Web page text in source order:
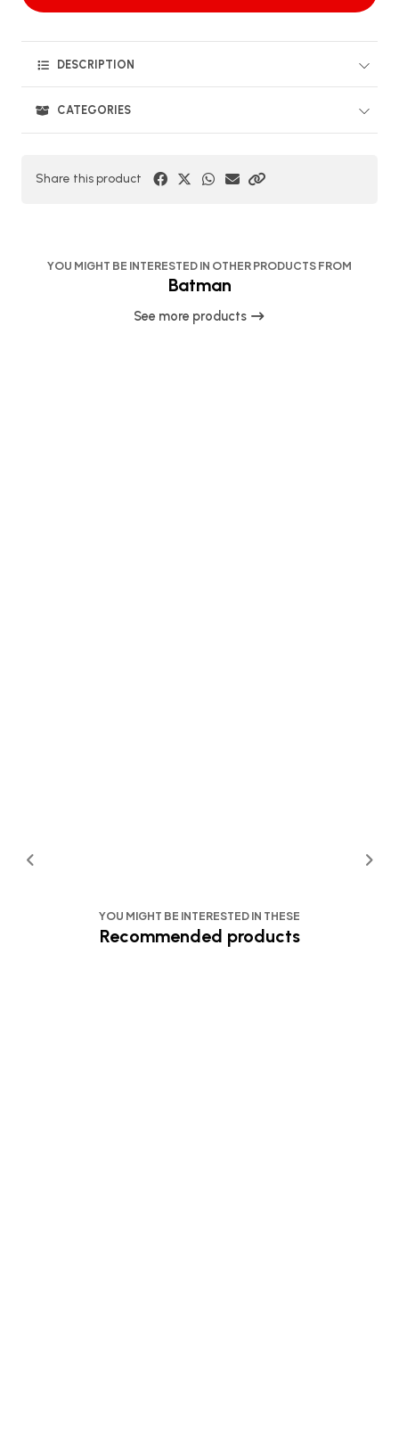
DESCRIPTION
CATEGORIES
Share this product
YOU MIGHT BE INTERESTED IN OTHER PRODUCTS FROM
Batman
See more products
YOU MIGHT BE INTERESTED IN THESE
Recommended products